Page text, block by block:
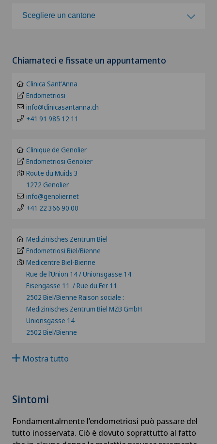
Alter G
Andatura di Lyra
Andrologia
Anestesiologia
Angiologia
Artroscopia del ginocchio
Artroscopia della spalla
Artrosi del ginocchio
Aumento di volume della tiroide – Struma
Clinica Sant'Anna
Pazienti internazionali
Scegliere un cantone
BE
FR
GE
TI
GR
JU
VD
NE
Chiamateci e fissate un appuntamento
Clinica Sant'Anna
Endometriosi
info@clinicasantanna.ch
+41 91 985 12 11
Clinique de Genolier
Endometriosi Genolier
Route du Muids 3
1272 Genolier
info@genolier.net
+41 22 366 90 00
Medizinisches Zentrum Biel
Endometriosi Biel/Bienne
Medicentre Biel-Bienne
Rue de l’Union 14 / Unionsgasse 14
Eisengasse 11 / Rue du Fer 11
2502 Biel/Bienne Raison sociale :
Medizinisches Zentrum Biel MZB GmbH
Unionsgasse 14
2502 Biel/Bienne
Mostra tutto
Sintomi
Fondamentalmente l’endometriosi può passare del
tutto inosservata. Ciò è dovuto soprattutto al fatto